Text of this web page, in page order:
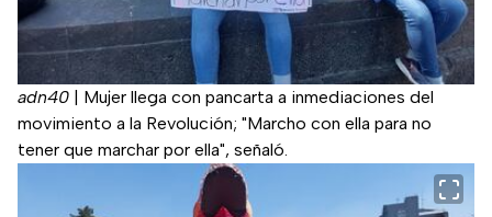
adn40
Mujer llega con pancarta a inmediaciones del
movimiento a la Revolución; "Marcho con ella para no
tener que marchar por ella", señaló.